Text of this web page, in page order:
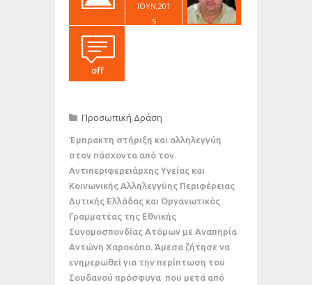
ΙΟΎΝ,201
5
off
Προσωπική Δράση
Έμπρακτη στήριξη και αλληλεγγύη
στον πάσχοντα από τον
Αντιπεριφερειάρχης Υγείας και
Κοινωνικής Αλληλεγγύης Περιφέρειας
Δυτικής Ελλάδας και Οργανωτικός
Γραμματέας της Εθνικής
Συνομοσπονδίας Ατόμων με Αναπηρία
Αντώνη Χαροκόπο. Άμεσα ζήτησε να
ενημερωθεί για την περίπτωση του
Σουδανού πρόσφυγα που μετά από